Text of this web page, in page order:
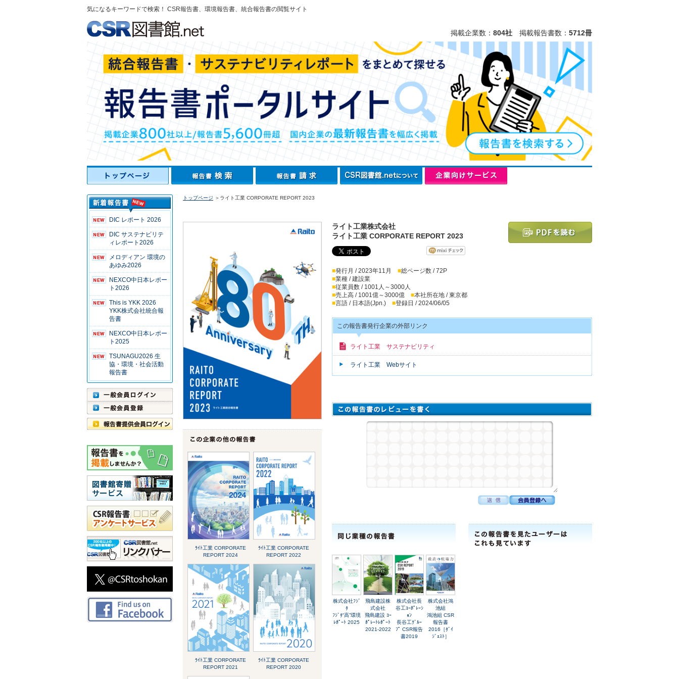
気になるキーワードで検索！ CSR報告書、環境報告書、統合報告書の閲覧サイト
掲載企業数： 804社 掲載報告書数： 5712冊
DIC レポート 2026
DIC サステナビリテ
ィレポート2026
メロディアン 環境の
あゆみ2026
NEXCO中日本レポー
ト2026
This is YKK 2026
YKK株式会社統合報
告書
NEXCO中日本レポー
ト2025
TSUNAGU2026 生
協・環境・社会活動
報告書
トップページ ＞ライト工業 CORPORATE REPORT 2023
ﾗｲﾄ工業 CORPORATE
REPORT 2024
ﾗｲﾄ工業 CORPORATE
REPORT 2022
ﾗｲﾄ工業 CORPORATE
REPORT 2021
ﾗｲﾄ工業 CORPORATE
REPORT 2020
ライト工業株式会社
ライト工業 CORPORATE REPORT 2023
■発行月 / 2023年11月 ■総ページ数 / 72P
■業種 / 建設業
■従業員数 / 1001人～3000人
■売上高 / 1001億～3000億 ■本社所在地 / 東京都
■言語 / 日本語(Jpn.) ■登録日 / 2024/06/05
この報告書発行企業の外部リンク
ライト工業 サステナビリティ
ライト工業 Webサイト
株式会社ﾌｼﾞ
ﾀ
ﾌｼﾞﾀ“高”環境
ﾚﾎﾟｰﾄ 2025
飛島建設株
式会社
飛島建設 ｺｰ
ﾎﾟﾚｰﾄﾚﾎﾟｰﾄ
2021-2022
株式会社長
谷工ｺｰﾎﾟﾚｰｼ
ｮﾝ
長谷工ｸﾞﾙｰ
ﾌﾟ CSR報告
書2019
株式会社鴻
池組
鴻池組 CSR
報告書
2016［ﾀﾞｲ
ｼﾞｪｽﾄ］